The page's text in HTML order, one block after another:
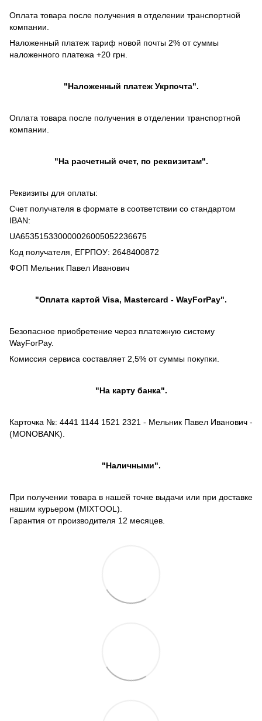
Оплата товара после получения в отделении транспортной
компании.
Наложенный платеж тариф новой почты 2% от суммы
наложенного платежа +20 грн.
"Наложенный платежУкрпочта".
Оплата товара после получения в отделении транспортной
компании.
"На расчетный счет, по реквизитам".
Реквизиты для оплаты:
Счет получателя в формате в соответствии со стандартом
IBAN:
UA653515330000026005052236675
Код получателя, ЕГРПОУ: 2648400872
ФОП Мельник Павел Иванович
"Оплата картой Visa, Mastercard - WayForPay".
Безопасное приобретение через платежную систему
WayForPay.
Комиссия сервиса составляет 2,5% от суммы покупки.
"На карту банка".
Карточка №: 4441 1144 1521 2321 - Мельник Павел Иванович -
(MONOBANK).
"Наличными".
При получении товара в нашей точке выдачи или при доставке
нашим курьером (MIXTOOL).
Гарантия от производителя 12 месяцев.